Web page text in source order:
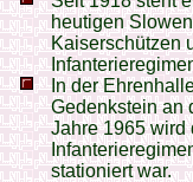
heutigen
Kaiserschützen
In der
Gedenkstein an
Jahre 1965 wird
stationiert war.